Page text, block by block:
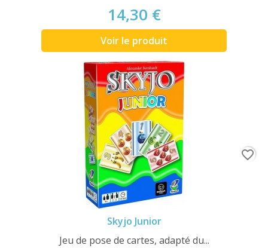
14,30 €
Voir le produit
Skyjo Junior
Jeu de pose de cartes, adapté du...
favorite_border